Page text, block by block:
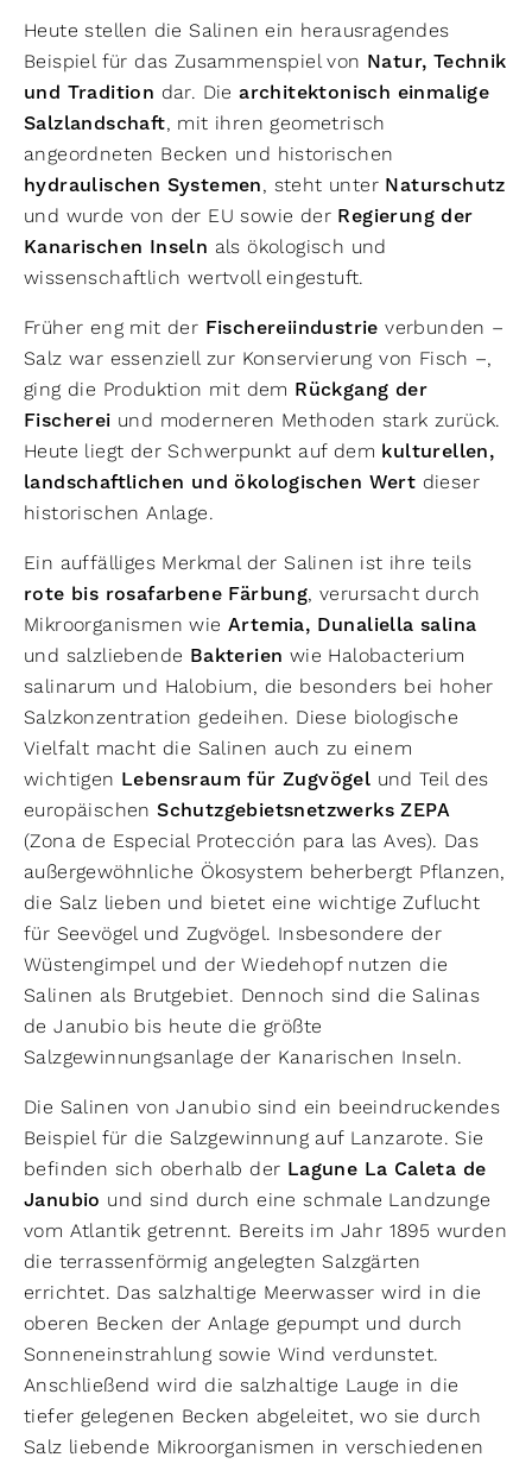
Heute stellen die Salinen ein herausragendes
Beispiel für das Zusammenspiel von Natur, Technik
und Tradition dar. Diearchitektonisch einmalige
Salzlandschaft, mit ihren geometrisch
angeordneten Becken und historischen
hydraulischen Systemen, steht unter Naturschutz
und wurde von der EU sowie der Regierung der
Kanarischen Inseln als ökologisch und
wissenschaftlich wertvoll eingestuft.
Früher eng mit der Fischereiindustrie verbunden –
Salz war essenziell zur Konservierung von Fisch –,
ging die Produktion mit dem Rückgang der
Fischerei und moderneren Methoden stark zurück.
Heute liegt der Schwerpunkt auf dem kulturellen,
landschaftlichen und ökologischen Wert dieser
historischen Anlage.
Ein auffälliges Merkmal der Salinen ist ihre teils
rote bis rosafarbene Färbung, verursacht durch
Mikroorganismen wie Artemia, Dunaliella salina
und salzliebende Bakterien wie Halobacterium
salinarum und Halobium, die besonders bei hoher
Salzkonzentration gedeihen. Diese biologische
Vielfalt macht die Salinen auch zu einem
wichtigen Lebensraum für Zugvögel und Teil des
europäischen Schutzgebietsnetzwerks ZEPA
(Zona de Especial Protección para las Aves). Das
außergewöhnliche Ökosystem beherbergt Pflanzen,
die Salz lieben und bietet eine wichtige Zuflucht
für Seevögel und Zugvögel. Insbesondere der
Wüstengimpel und der Wiedehopf nutzen die
Salinen als Brutgebiet. Dennoch sind die Salinas
de Janubio bis heute die größte
Salzgewinnungsanlage der Kanarischen Inseln.
Die Salinen von Janubio sind ein beeindruckendes
Beispiel für die Salzgewinnung auf Lanzarote. Sie
befinden sich oberhalb der Lagune La Caleta de
Janubio und sind durch eine schmale Landzunge
vom Atlantik getrennt. Bereits im Jahr 1895 wurden
die terrassenförmig angelegten Salzgärten
errichtet. Das salzhaltige Meerwasser wird in die
oberen Becken der Anlage gepumpt und durch
Sonneneinstrahlung sowie Wind verdunstet.
Anschließend wird die salzhaltige Lauge in die
tiefer gelegenen Becken abgeleitet, wo sie durch
Salz liebende Mikroorganismen in verschiedenen